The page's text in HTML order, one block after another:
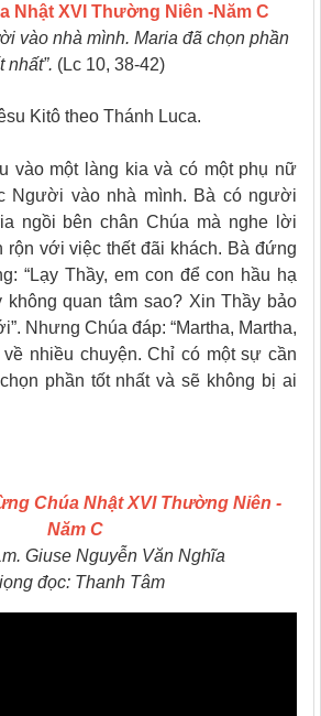
Nhật XVI Thường Niên -Năm C
vào nhà mình. Maria đã chọn phần
nhất”. (Lc 10, 38-42)
Kitô theo Thánh Luca.
vào một làng kia và có một phụ nữ
Người vào nhà mình. Bà có người
ngồi bên chân Chúa mà nghe lời
rộn với việc thết đãi khách. Bà đứng
“Lạy Thầy, em con để con hầu hạ
không quan tâm sao? Xin Thầy bảo
Nhưng Chúa đáp: “Martha, Martha,
nhiều chuyện. Chỉ có một sự cần
phần tốt nhất và sẽ không bị ai
Chúa Nhật XVI Thường Niên -
Năm C
Giuse Nguyễn Văn Nghĩa
đọc: Thanh Tâm